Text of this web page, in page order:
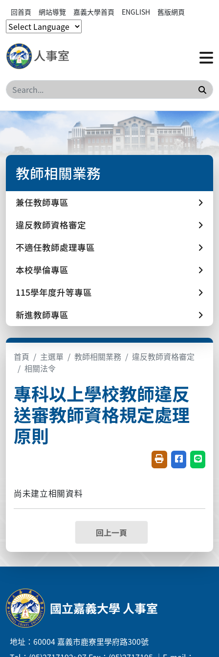
回首頁 網站導覽 嘉義大學首頁 ENGLISH 舊版網頁
搜
教師相關業務
兼任教師專區
違反教師資格審定
不適任教師處理專區
本校學倫專區
115學年度升等專區
新進教師專區
首頁 主選單 教師相關業務
違反教師資格審定
相關法令
專科以上學校教師違反
送審教師資格規定處理
原則
友善列印(開新視
分享至臉書
分享
尚未建立相關資料
回上一頁
國立嘉義大學 人事室
地址：60004 嘉義市鹿寮里學府路300號